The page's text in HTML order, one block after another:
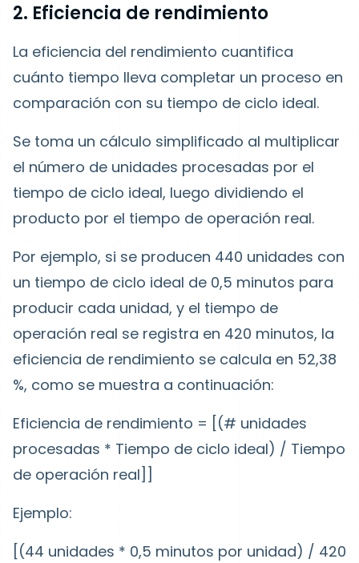
2. Eficiencia de rendimiento
La eficiencia del rendimiento cuantifica
cuánto tiempo lleva completar un proceso en
comparación con su tiempo de ciclo ideal.
Se toma un cálculo simplificado al multiplicar
el número de unidades procesadas por el
tiempo de ciclo ideal, luego dividiendo el
producto por el tiempo de operación real.
Por ejemplo, si se producen 440 unidades con
un tiempo de ciclo ideal de 0,5 minutos para
producir cada unidad, y el tiempo de
operación real se registra en 420 minutos, la
eficiencia de rendimiento se calcula en 52,38
%, como se muestra a continuación:
Eficiencia de rendimiento = [(# unidades
procesadas * Tiempo de ciclo ideal) / Tiempo
de operación real]]
Ejemplo:
[(44 unidades * 0,5 minutos por unidad) / 420